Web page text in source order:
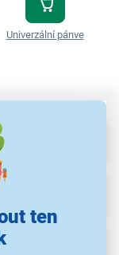
ten
Univerzální pánve